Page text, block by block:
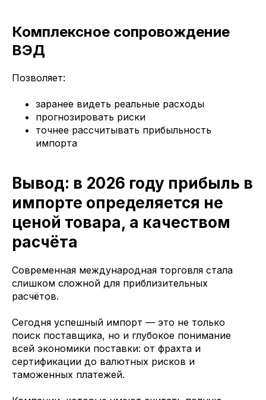
Комплексное сопровождение
ВЭД
Позволяет:
заранее видеть реальные расходы
прогнозировать риски
точнее рассчитывать прибыльность
импорта
Вывод: в 2026 году прибыль в
импорте определяется не
ценой товара, а качеством
расчёта
Современная международная торговля стала
слишком сложной для приблизительных
расчётов.
Сегодня успешный импорт — это не только
поиск поставщика, но и глубокое понимание
всей экономики поставки: от фрахта и
сертификации до валютных рисков и
таможенных платежей.